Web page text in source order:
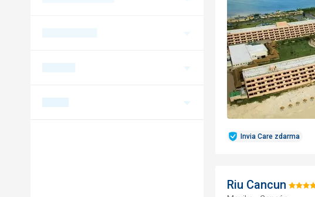
Invia Care zdarma
Riu Cancun